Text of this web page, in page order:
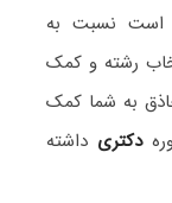
است نسبت به
رشته و کمک
به شما کمک
دکتری داشته